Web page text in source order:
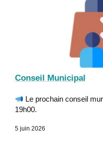
Conseil Municipal
Le prochain conseil
19h00.
5 juin 2026